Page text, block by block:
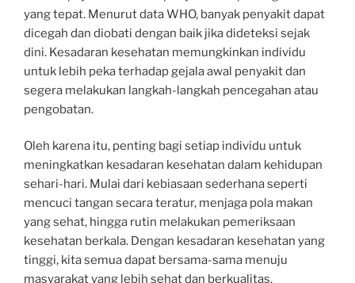
yang tepat. Menurut data WHO, banyak penyakit dapat
dicegah dan diobati dengan baik jika dideteksi sejak
dini. Kesadaran kesehatan memungkinkan individu
untuk lebih peka terhadap gejala awal penyakit dan
segera melakukan langkah-langkah pencegahan atau
pengobatan.
Oleh karena itu, penting bagi setiap individu untuk
meningkatkan kesadaran kesehatan dalam kehidupan
sehari-hari. Mulai dari kebiasaan sederhana seperti
mencuci tangan secara teratur, menjaga pola makan
yang sehat, hingga rutin melakukan pemeriksaan
kesehatan berkala. Dengan kesadaran kesehatan yang
tinggi, kita semua dapat bersama-sama menuju
masyarakat yang lebih sehat dan berkualitas.